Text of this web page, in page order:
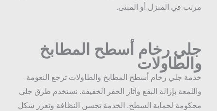
مرتب في المنزل أو المبنى.
جلي رخام أسطح المطابخ
والطاولات
خدمة جلي رخام أسطح المطابخ والطاولات ترجع النعومة
واللمعة بإزالة البقع وآثار الحفر الخفيفة. نستخدم طرق جلي
محكومة لحماية السطح. الخدمة تحسن النظافة وتعزز شكل